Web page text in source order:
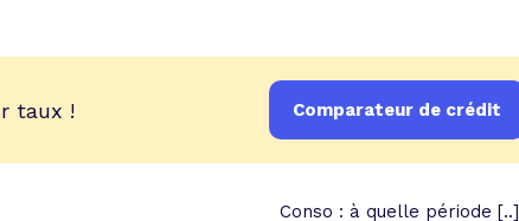
taux ! Comparateur de crédit
Conso : à quelle période [..]